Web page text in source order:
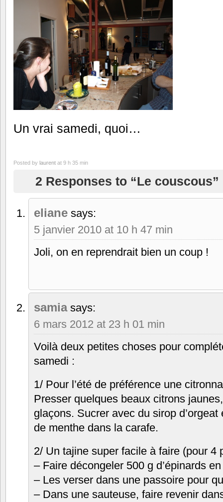
Un vrai samedi, quoi…
Posted by laurent at 9 h 35 min
2 Responses to “Le couscous”
eliane says:
5 janvier 2010 at 10 h 47 min
Joli, on en reprendrait bien un coup !
samia says:
6 mars 2012 at 23 h 01 min
Voilà deux petites choses pour
samedi :
1/ Pour l’été de préférence une
Presser quelques beaux citrons
glaçons. Sucrer avec du sirop
de menthe dans la carafe.
2/ Un tajine super facile à faire (pour 4
– Faire décongeler 500 g d’épinards
– Les verser dans une passoire pour
– Dans une sauteuse, faire revenir